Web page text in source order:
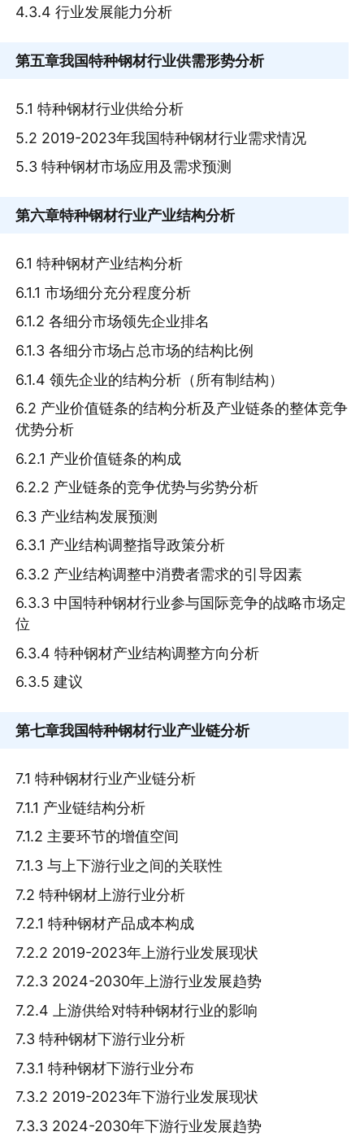
4.3.4 行业发展能力分析
第五章我国特种钢材行业供需形势分析
5.1 特种钢材行业供给分析
5.2 2019-2023年我国特种钢材行业需求情况
5.3 特种钢材市场应用及需求预测
第六章特种钢材行业产业结构分析
6.1 特种钢材产业结构分析
6.1.1 市场细分充分程度分析
6.1.2 各细分市场领先企业排名
6.1.3 各细分市场占总市场的结构比例
6.1.4 领先企业的结构分析（所有制结构）
6.2 产业价值链条的结构分析及产业链条的整体竞争
优势分析
6.2.1 产业价值链条的构成
6.2.2 产业链条的竞争优势与劣势分析
6.3 产业结构发展预测
6.3.1 产业结构调整指导政策分析
6.3.2 产业结构调整中消费者需求的引导因素
6.3.3 中国特种钢材行业参与国际竞争的战略市场定
位
6.3.4 特种钢材产业结构调整方向分析
6.3.5 建议
第七章我国特种钢材行业产业链分析
7.1 特种钢材行业产业链分析
7.1.1 产业链结构分析
7.1.2 主要环节的增值空间
7.1.3 与上下游行业之间的关联性
7.2 特种钢材上游行业分析
7.2.1 特种钢材产品成本构成
7.2.2 2019-2023年上游行业发展现状
7.2.3 2024-2030年上游行业发展趋势
7.2.4 上游供给对特种钢材行业的影响
7.3 特种钢材下游行业分析
7.3.1 特种钢材下游行业分布
7.3.2 2019-2023年下游行业发展现状
7.3.3 2024-2030年下游行业发展趋势